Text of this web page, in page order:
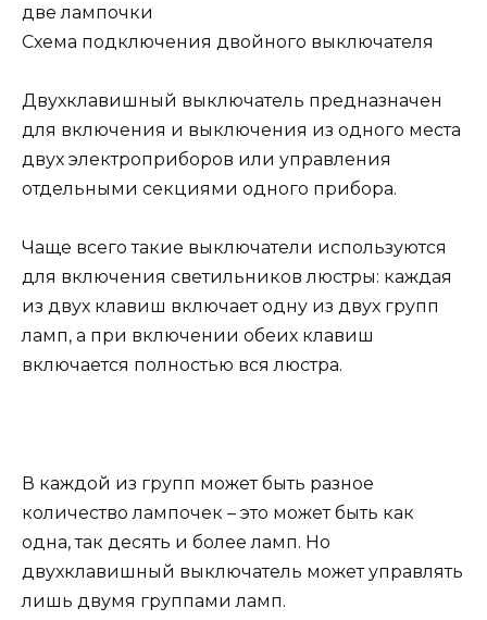
две лампочки
Схема подключения двойного выключателя
Двухклавишный выключатель предназначен
для включения и выключения из одного места
двух электроприборов или управления
отдельными секциями одного прибора.
Чаще всего такие выключатели используются
для включения светильников люстры: каждая
из двух клавиш включает одну из двух групп
ламп, а при включении обеих клавиш
включается полностью вся люстра.
В каждой из групп может быть разное
количество лампочек – это может быть как
одна, так десять и более ламп. Но
двухклавишный выключатель может управлять
лишь двумя группами ламп.